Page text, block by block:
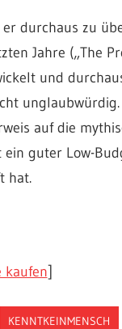
durchaus zu
Jahre („The
und
auf die
guter Low-
hat.
kaufen]
KENNTKEINMENSCH